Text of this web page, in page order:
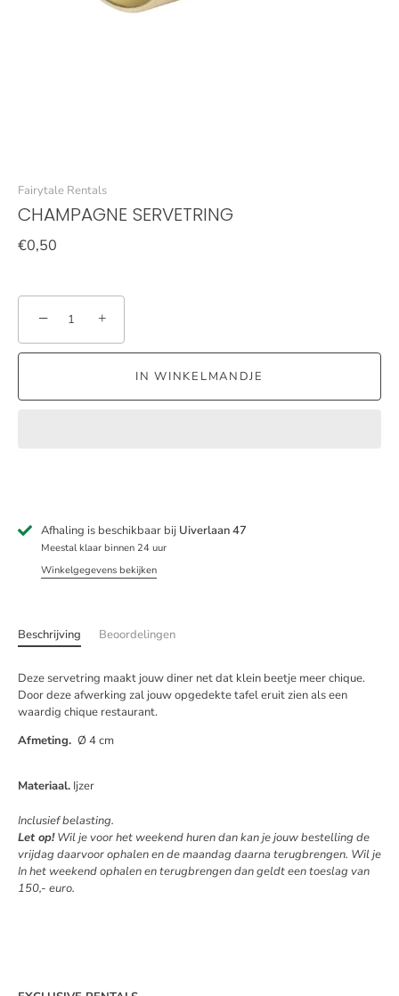
Fairytale Rentals
CHAMPAGNE SERVETRING
€0,50
− +
IN WINKELMANDJE
Afhaling is beschikbaar bij Uiverlaan 47
Meestal klaar binnen 24 uur
Winkelgegevens bekijken
Beschrijving Beoordelingen
Deze servetring maakt jouw diner net dat klein beetje meer chique.
Door deze afwerking zal jouw opgedekte tafel eruit zien als een
waardig chique restaurant.
Afmeting. Ø 4 cm
Materiaal. Ijzer
Inclusief belasting.
Let op!Wil je voor het weekend huren dan kan je jouw bestelling de
vrijdag daarvoor ophalen en de maandag daarna terugbrengen. Wil je
In het weekend ophalen en terugbrengen dan geldt een toeslag van
150,- euro.